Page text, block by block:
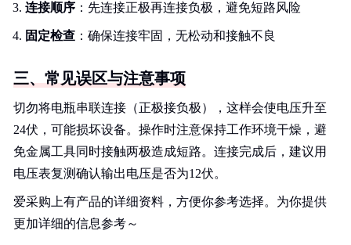
连接顺序 ：先连接正极再连接负极，避免短路风险
固定检查 ：确保连接牢固，无松动和接触不良
三、常见误区与注意事项
切勿将电瓶串联连接（正极接负极），这样会使电压升至
24伏，可能损坏设备。操作时注意保持工作环境干燥，避
免金属工具同时接触两极造成短路。连接完成后，建议用
电压表复测确认输出电压是否为12伏。
爱采购上有产品的详细资料，方便你参考选择。为你提供
更加详细的信息参考～